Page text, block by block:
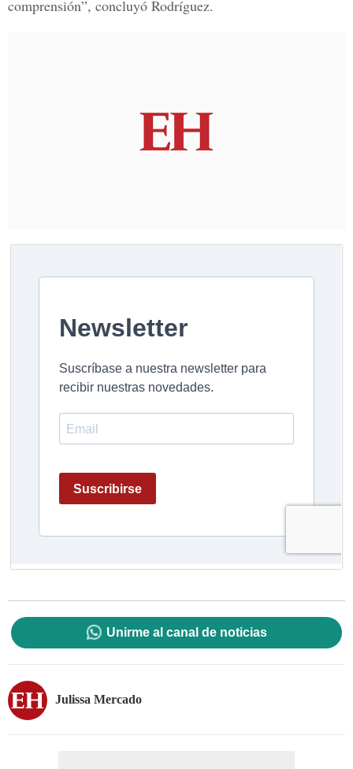
comprensión”, concluyó Rodríguez.
Unirme al canal de noticias
Julissa Mercado